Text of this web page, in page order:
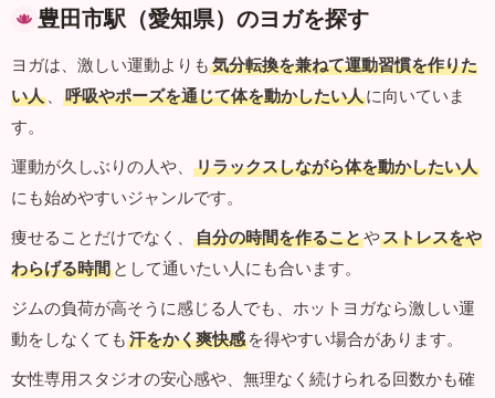
豊田市駅（愛知県）のヨガを探す
ヨガは、激しい運動よりも 気分転換を兼ねて運動習慣を作りた
い人 、 呼吸やポーズを通じて体を動かしたい人に向いていま
す。
運動が久しぶりの人や、
リラックスしながら体を動かしたい人
にも始めやすいジャンルです。
痩せることだけでなく、
自分の時間を作ることやストレスをや
わらげる時間 として通いたい人にも合います。
ジムの負荷が高そうに感じる人でも、ホットヨガなら激しい運
動をしなくても 汗をかく爽快感 を得やすい場合があります。
女性専用スタジオの安心感や、無理なく続けられる回数かも確